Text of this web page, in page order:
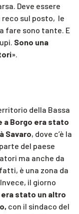
Deve essere
reco sul posto, le
fare sono tante. E
Sono una
».
della Bassa
a Borgo era stato
Savaro, dove c’è la
del paese
ma anche da
è una zona da
il giorno
stato un altro
con il sindaco del